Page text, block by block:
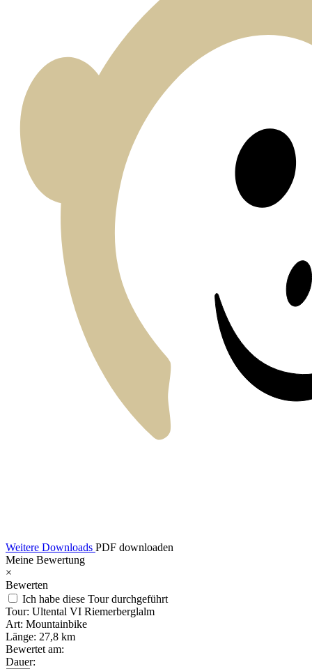
Weitere Downloads PDF downloaden
Meine Bewertung
×
Bewerten
Ich habe diese Tour durchgeführt
Tour: Ultental VI Riemerberglalm
Art: Mountainbike
Länge: 27,8 km
Bewertet am:
Dauer: